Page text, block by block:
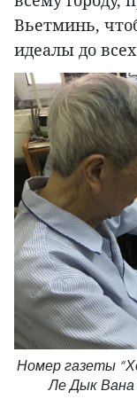
Вьетминь,
идеалы до
Номер газеты
Ле Дык Вана